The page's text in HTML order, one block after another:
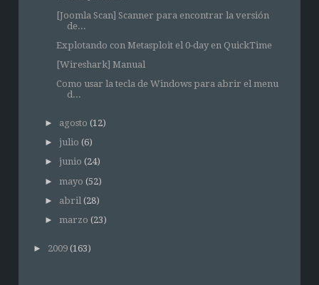
[Joomla Scan] Scanner para encontrar la versión
de...
Explotando con Metasploit el 0-day en QuickTime
[Wireshark] Manual
Como usar la tecla de Windows para abrir el menu
d...
► agosto (12)
► julio (6)
► junio (24)
► mayo (52)
► abril (28)
► marzo (23)
► 2009 (163)